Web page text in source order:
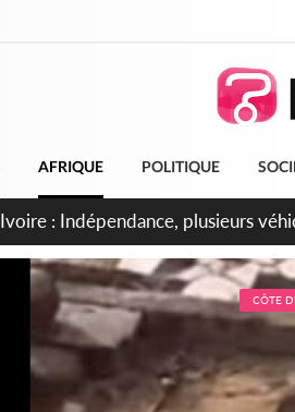
AFRIQUE POLITIQUE
: Indépendance, plusieurs
CÔTE